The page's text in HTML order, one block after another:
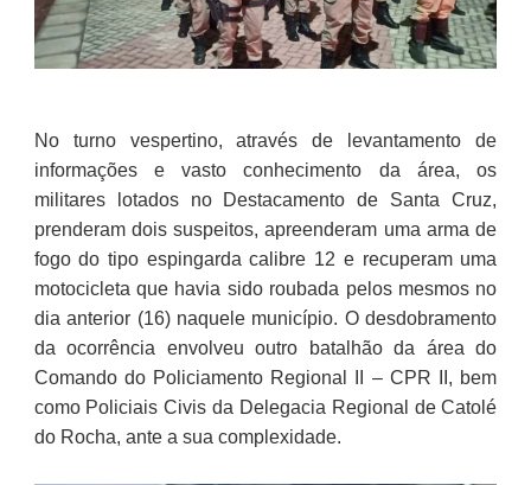
No turno vespertino, através de levantamento de
informações e vasto conhecimento da área, os
militares lotados no Destacamento de Santa Cruz,
prenderam dois suspeitos, apreenderam uma arma de
fogo do tipo espingarda calibre 12 e recuperam uma
motocicleta que havia sido roubada pelos mesmos no
dia anterior (16) naquele município. O desdobramento
da ocorrência envolveu outro batalhão da área do
Comando do Policiamento Regional II – CPR II, bem
como Policiais Civis da Delegacia Regional de Catolé
do Rocha, ante a sua complexidade.